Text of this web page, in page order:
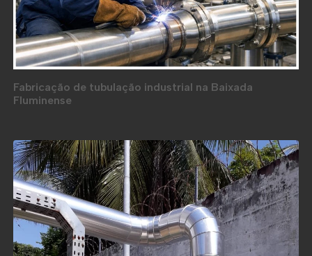
Fabricação de tubulação industrial na Baixada
Fluminense